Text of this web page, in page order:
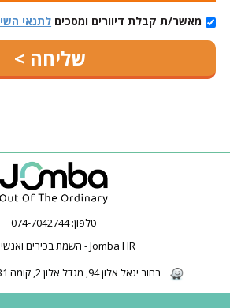
מאשר/ת קבלת דיוורים ומסכים לתנאי
טלפון:074-7042744
Jomba HR - השמת בכירים ואנשי מקצוע
רחוב יגאל אלון 94, מגדל אלון 2, קומה 31 תל אביב 6789139